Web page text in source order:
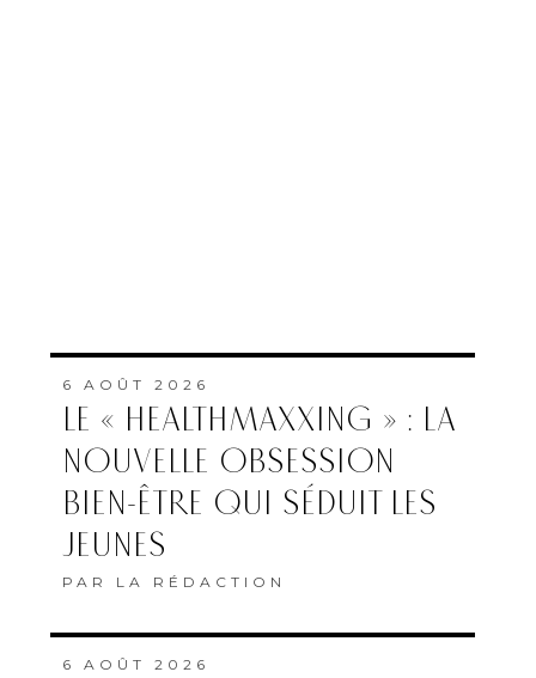
6 AOÛT 2026
LE « HEALTHMAXXING » : LA
NOUVELLE OBSESSION
BIEN-ÊTRE QUI SÉDUIT LES
JEUNES
PAR LA RÉDACTION
6 AOÛT 2026